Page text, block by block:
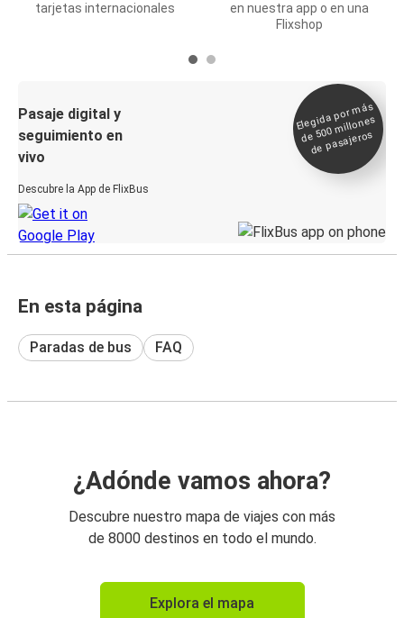
tarjetas internacionales
en nuestra app o en una
Flixshop
Pasaje digital y
seguimiento en
vivo
Descubre la App de FlixBus
Elegida por
más
de 500
millones
de pasajeros
En esta página
Paradas de bus FAQ
¿Adónde vamos ahora?
Descubre nuestro mapa de viajes con más
de 8000 destinos en todo el mundo.
Explora el mapa